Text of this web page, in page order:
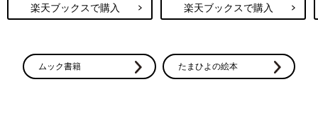
楽天ブックスで購入 楽天ブックスで購入
ムック書籍 たまひよの絵本